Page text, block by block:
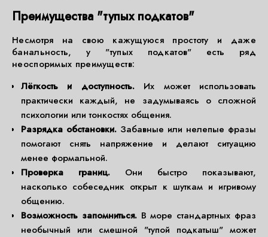
Преимущества "тупых подкатов"
Несмотря на свою кажущуюся простоту и даже
банальность, у "тупых подкатов" есть ряд
неоспоримых преимуществ:
Лёгкость и доступность.Их может использовать
практически каждый, не задумываясь о сложной
психологии или тонкостях общения.
Разрядка обстановки. Забавные или нелепые фразы
помогают снять напряжение и делают ситуацию
менее формальной.
Проверка границ. Они быстро показывают,
насколько собеседник открыт к шуткам и игривому
общению.
Возможность запомниться.В море стандартных фраз
необычный или смешной "тупой подкатыш" может